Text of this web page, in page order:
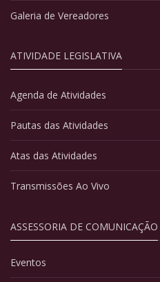
Galeria de Vereadores
ATIVIDADE LEGISLATIVA
Agenda de Atividades
Pautas das Atividades
Atas das Atividades
Transmissões Ao Vivo
ASSESSORIA DE COMUNICAÇÃO
Eventos